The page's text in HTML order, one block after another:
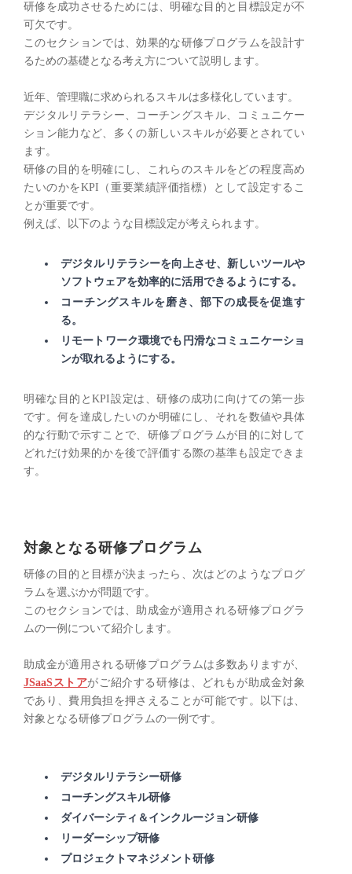
研修を成功させるためには、明確な目的と目標設定が不
可欠です。
このセクションでは、効果的な研修プログラムを設計す
るための基礎となる考え方について説明します。
近年、管理職に求められるスキルは多様化しています。
デジタルリテラシー、コーチングスキル、コミュニケー
ション能力など、多くの新しいスキルが必要とされてい
ます。
研修の目的を明確にし、これらのスキルをどの程度高め
たいのかをKPI（重要業績評価指標）として設定するこ
とが重要です。
例えば、以下のような目標設定が考えられます。
デジタルリテラシーを向上させ、新しいツールや
ソフトウェアを効率的に活用できるようにする。
コーチングスキルを磨き、部下の成長を促進す
る。
リモートワーク環境でも円滑なコミュニケーショ
ンが取れるようにする。
明確な目的とKPI設定は、研修の成功に向けての第一歩
です。何を達成したいのか明確にし、それを数値や具体
的な行動で示すことで、研修プログラムが目的に対して
どれだけ効果的かを後で評価する際の基準も設定できま
す。
対象となる研修プログラム
研修の目的と目標が決まったら、次はどのようなプログ
ラムを選ぶかが問題です。
このセクションでは、助成金が適用される研修プログラ
ムの一例について紹介します。
助成金が適用される研修プログラムは多数ありますが、
JSaaSストアがご紹介する研修は、どれもが助成金対象
であり、費用負担を押さえることが可能です。以下は、
対象となる研修プログラムの一例です。
デジタルリテラシー研修
コーチングスキル研修
ダイバーシティ＆インクルージョン研修
リーダーシップ研修
プロジェクトマネジメント研修